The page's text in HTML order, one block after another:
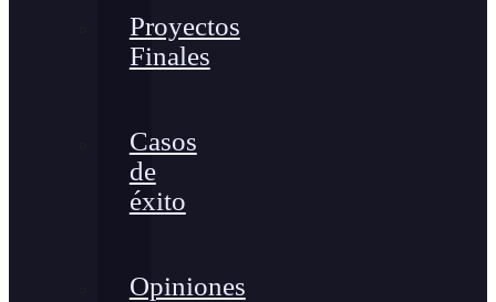
Proyectos
Finales
Casos
de
éxito
Opiniones